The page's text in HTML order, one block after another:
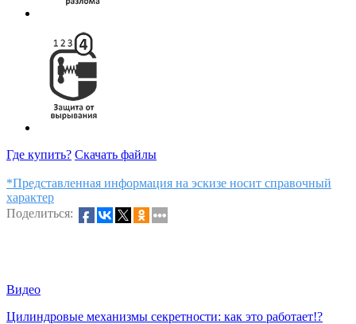
Где купить? Скачать файлы
*Представленная информация на эскизе носит справочный
характер
Поделиться:
Видео
Цилиндровые механизмы секретности: как это работает!?